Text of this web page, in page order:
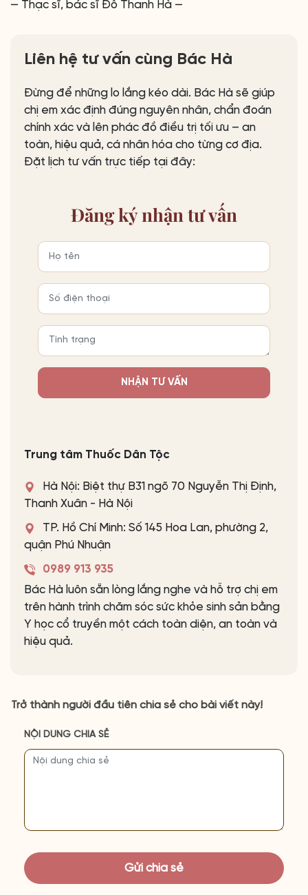
— Thạc sĩ, bác sĩ Đỗ Thanh Hà —
Liên hệ tư vấn cùng Bác Hà
Đừng để những lo lắng kéo dài. Bác Hà sẽ giúp
chị em xác định đúng nguyên nhân, chẩn đoán
chính xác và lên phác đồ điều trị tối ưu – an
toàn, hiệu quả, cá nhân hóa cho từng cơ địa.
Đặt lịch tư vấn trực tiếp tại đây:
Đăng kýnhận tư vấn
NHẬN TƯ VẤN
Trung tâm Thuốc Dân Tộc
Hà Nội: Biệt thự B31 ngõ 70 Nguyễn Thị Định,
Thanh Xuân - Hà Nội
TP. Hồ Chí Minh: Số 145 Hoa Lan, phường 2,
quận Phú Nhuận
0989 913 935
Bác Hà luôn sẵn lòng lắng nghe và hỗ trợ chị em
trên hành trình chăm sóc sức khỏe sinh sản bằng
Y học cổ truyền một cách toàn diện, an toàn và
hiệu quả.
Trở thành người đầu tiên chia sẻ cho bài viết này!
NỘI DUNG CHIA SẺ